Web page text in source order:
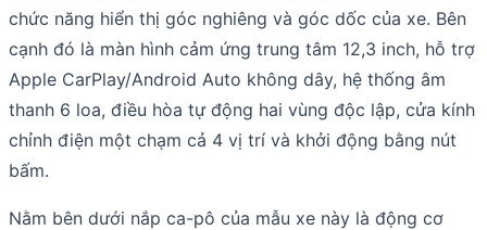
chức năng hiển thị góc nghiêng và góc dốc của xe. Bên
cạnh đó là màn hình cảm ứng trung tâm 12,3 inch, hỗ trợ
Apple CarPlay/Android Auto không dây, hệ thống âm
thanh 6 loa, điều hòa tự động hai vùng độc lập, cửa kính
chỉnh điện một chạm cả 4 vị trí và khởi động bằng nút
bấm.
Nằm bên dưới nắp ca-pô của mẫu xe này là động cơ